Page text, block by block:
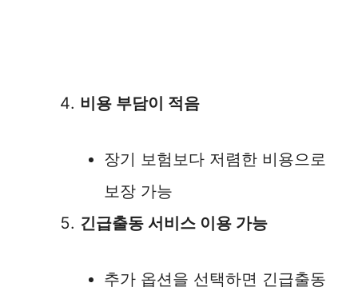
비용 부담이 적음
장기 보험보다 저렴한 비용으로
보장 가능
긴급출동 서비스 이용 가능
추가 옵션을 선택하면 긴급출동